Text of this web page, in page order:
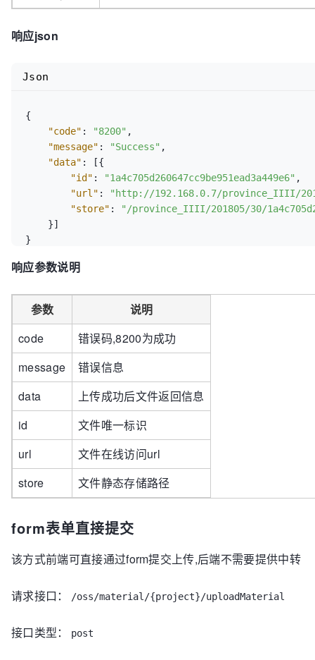
响应json
{
"code" : "8200" ,
"message" : "Success" ,
"data" : [{
"id" : "1a4c705d260647cc9be951ead3a449e6" ,
"url" :
"http://192.168.0.7/province_IIII/
"store" :
"/province_IIII/201805/30/
}]
}
Json
响应参数说明
参数
说明
code
错误码,8200为成功
message
错误信息
data
上传成功后文件返回信息
id
文件唯一标识
url
文件在线访问url
store
文件静态存储路径
form表单直接提交
该方式前端可直接通过form提交上传,后端不需要提供中转
请求接口： /oss/material/{project}/uploadMaterial
接口类型： post